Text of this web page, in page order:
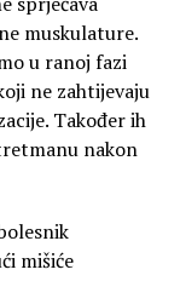
muskulature.
u ranoj fazi
ne zahtijevaju
Također ih
nakon
mišiće